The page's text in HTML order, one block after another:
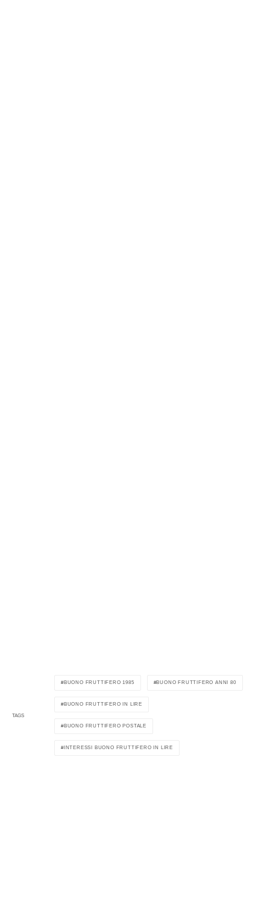
TAGS
BUONO FRUTTIFERO 1985 BUONO FRUTTIFERO ANNI 80
BUONO FRUTTIFERO IN LIRE
BUONO FRUTTIFERO POSTALE
INTERESSI BUONO FRUTTIFERO IN LIRE